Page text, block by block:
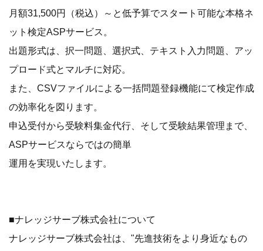
月額31,500円（税込）～と低予算でスタート可能な本格ネ
ット検定ASPサービス。
出題形式は、択一問題、選択式、テキスト入力問題、アッ
プロード式とマルチに対応。
また、CSVファイルによる一括問題登録機能にて検定作成
の効率化を図ります。
申込受付から受験料集金代行、そして受験結果管理まで、
ASPサービスならではの簡単
運用を実現いたします。
■ナレッジサーブ株式会社について
ナレッジサーブ株式会社は、"先進技術をより身近なもの